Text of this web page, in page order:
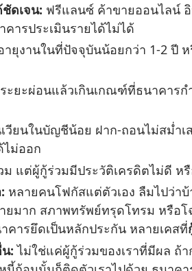
ดเจน: ฟรีแลนซ์ ค้าขายออนไลน์ อิ
ารประเมินรายได้ไม่ได้
ายุงานในที่ปัจจุบันน้อยกว่า 1-2 ปี
ะยะผ่อนแล้วเกินเกณฑ์ที่ธนาคาร
วียนในบัญชีน้อย ฝาก-ถอนไม่สม่ำ
ไม่ออก
ม แต่ผู้กู้ร่วมมีประวัติเครดิตไม่ดี ห
หลายคนโฟกัสแต่ตัวเอง ลืมไปว่า
ยมาก สภาพทรัพย์ทรุดโทรม หรือ
คารยึดเป็นหลักประกัน หลายเคสที่
: ไม่ใช่แค่ผู้กู้ร่วมของเราที่มีผล ถ้